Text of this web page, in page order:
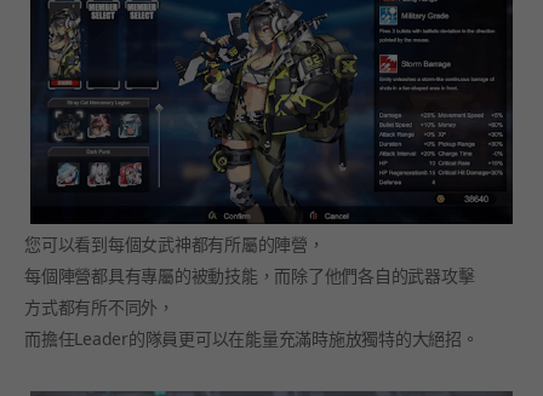
您可以看到每個女武神都有所屬的陣營，
每個陣營都具有專屬的被動技能，而除了他們各自的武器攻擊
方式都有所不同外，
而擔任Leader的隊員更可以在能量充滿時施放獨特的大絕招。